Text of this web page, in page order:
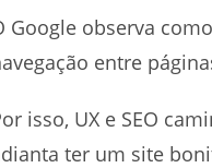
Google observa
entre
isso, UX e SEO
ter um site